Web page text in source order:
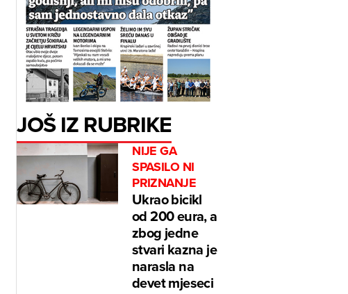
JOŠ IZ RUBRIKE
NIJE GA
SPASILO NI
PRIZNANJE
Ukrao bicikl
od 200 eura, a
zbog jedne
stvari kazna je
narasla na
devet mjeseci